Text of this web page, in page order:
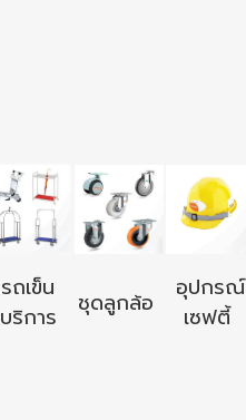
รถเข็น
บริการ
ชุดลูกล้อ
อุปกรณ์
เซฟตี้